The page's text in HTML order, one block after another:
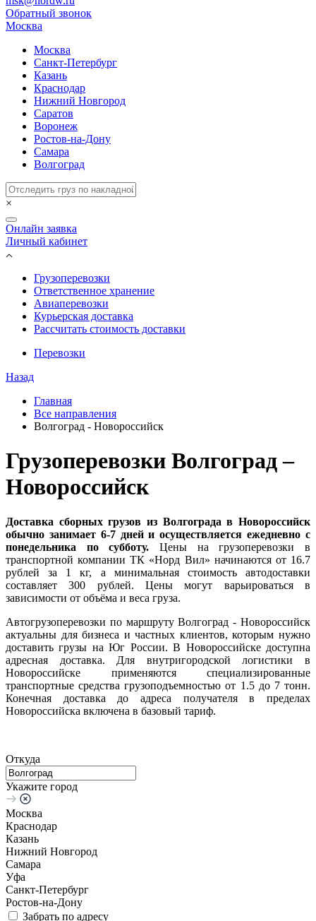
Обратный звонок
Москва
Москва
Санкт-Петербург
Казань
Краснодар
Нижний Новгород
Саратов
Воронеж
Ростов-на-Дону
Самара
Волгоград
×
Онлайн заявка
Личный кабинет
Грузоперевозки
Ответственное хранение
Авиаперевозки
Курьерская доставка
Рассчитать стоимость доставки
Перевозки
Назад
Главная
Все направления
Волгоград - Новороссийск
Грузоперевозки Волгоград –
Новороссийск
Доставка сборных грузов из Волгограда в Новороссийск
обычно занимает 6-7 дней и осуществляется ежедневно с
понедельника по субботу. Цены на грузоперевозки в
транспортной компании ТК «Норд Вил» начинаются от 16.7
рублей за 1 кг, а минимальная стоимость автодоставки
составляет 300 рублей. Цены могут варьироваться в
зависимости от объёма и веса груза.
Автогрузоперевозки по маршруту Волгоград - Новороссийск
актуальны для бизнеса и частных клиентов, которым нужно
доставить грузы на Юг России. В Новороссийске доступна
адресная доставка. Для внутригородской логистики в
Новороссийске применяются специализированные
транспортные средства грузоподъемностью от 1.5 до 7 тонн.
Конечная доставка до адреса получателя в пределах
Новороссийска включена в базовый тариф.
Откуда
Укажите город
Москва
Краснодар
Казань
Нижний Новгород
Самара
Уфа
Санкт-Петербург
Ростов-на-Дону
Забрать по адресу